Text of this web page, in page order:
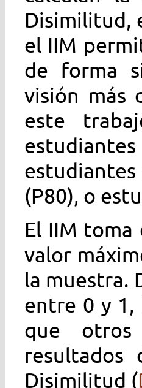
Disimilitud,
el IIM
de forma
visión más
este
estudiantes
(P80), o
El IIM toma
valor
la muestra.
entre 0 y
que otros
Disimilitud (